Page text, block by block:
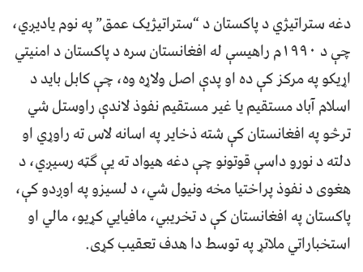
دغه ستراتيژي د پاکستان د “ستراتیژیک عمق” په نوم یادیږي،
چې د ۱۹۹۰م راهیسې له افغانستان سره د پاکستان د امنیتي
اړیکو په مرکز کې ده او پدې اصل ولاړه وه، چې کابل باید د
اسلام آباد مستقیم یا غیر مستقیم نفوذ لاندې راوستل شي
ترڅو په افغانستان کې شته ذخایر په اسانه لاس ته راوړي او
دلته د نورو داسې قوتونو چې دغه هیواد ته یې ګټه رسیږي، د
هغوی د نفوذ پراختیا مخه ونیول شي، د لسیزو په اوږدو کې،
پاکستان په افغانستان کې د تخریبي، مافیایي کړیو، مالي او
استخباراتي ملاتړ په توسط دا هدف تعقیب کړی.